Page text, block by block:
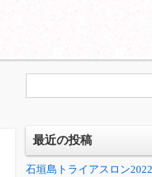
最近の投稿
石垣島トライアスロン2022